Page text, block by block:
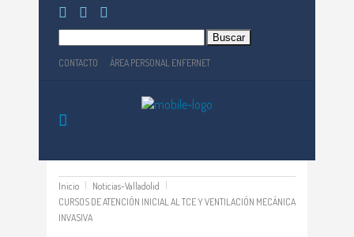
CONTACTO ÁREA PERSONAL ENFERNET
Inicio
Noticias-Valladolid
CURSOS DE ATENCIÓN INICIAL AL TCE Y VENTILACIÓN MECÁNICA
INVASIVA